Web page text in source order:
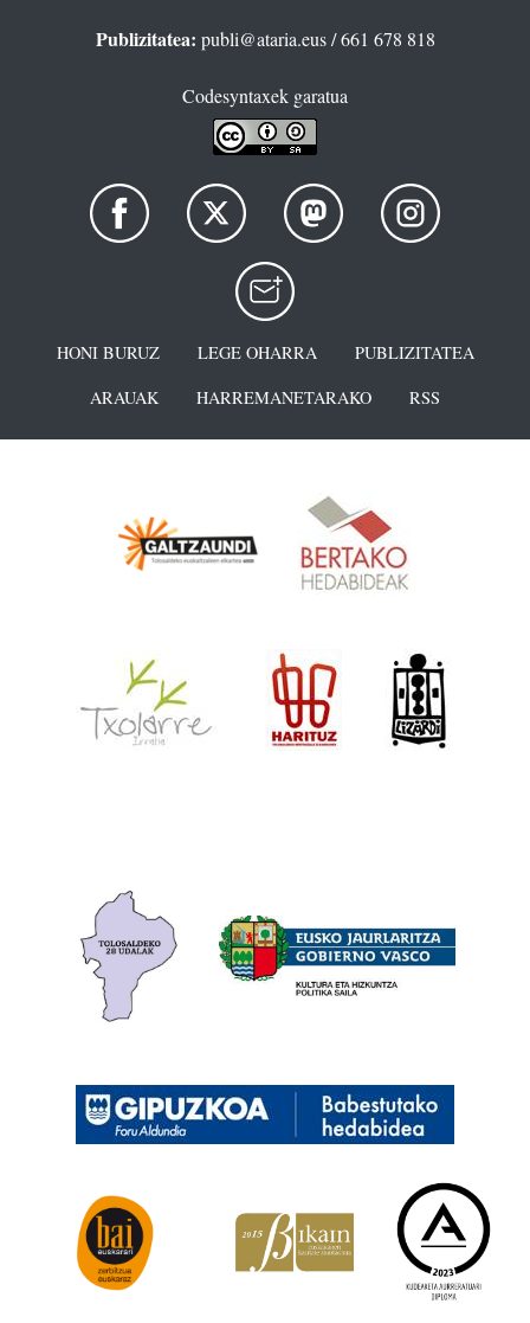
Publizitatea: publi@ataria.eus/ 661 678 818
Codesyntaxek garatua
HONI BURUZ LEGE OHARRA
PUBLIZITATEA
ARAUAK
HARREMANETARAKO RSS